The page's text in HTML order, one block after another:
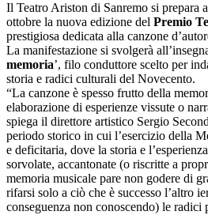
Il Teatro Ariston di Sanremo si prepara
ottobre la nuova edizione del Premio
prestigiosa dedicata alla canzone
La manifestazione si svolgerà
memoria’, filo conduttore scelto per
storia e radici culturali del Novecento.
“La canzone è spesso frutto della
elaborazione di esperienze vissute o
spiega il direttore artistico Sergio
periodo storico in cui l’esercizio della
e deficitaria, dove la storia e
sorvolate, accantonate (o riscritte a
memoria musicale pare non godere di
rifarsi solo a ciò che è successo l’altro
conseguenza non conoscendo) le radici